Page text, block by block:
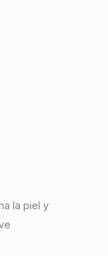
la piel y